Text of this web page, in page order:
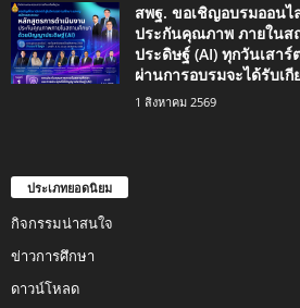
สพฐ. ขอเชิญอบรมออน
ประกันคุณภาพ ภายใน
ประดิษฐ์ (AI) ทุกวันเสา
ผ่านการอบรมจะได้รับเ
1 สิงหาคม 2569
ประเภทยอดนิยม
กิจกรรมน่าสนใจ
ข่าวการศึกษา
ดาวน์โหลด